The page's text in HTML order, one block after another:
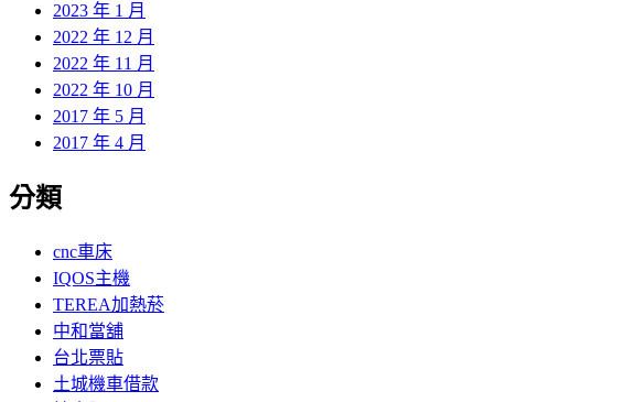
2023 年 1 月
2022 年 12 月
2022 年 11 月
2022 年 10 月
2017 年 5 月
2017 年 4 月
分類
cnc車床
IQOS主機
TEREA加熱菸
中和當舖
台北票貼
土城機車借款